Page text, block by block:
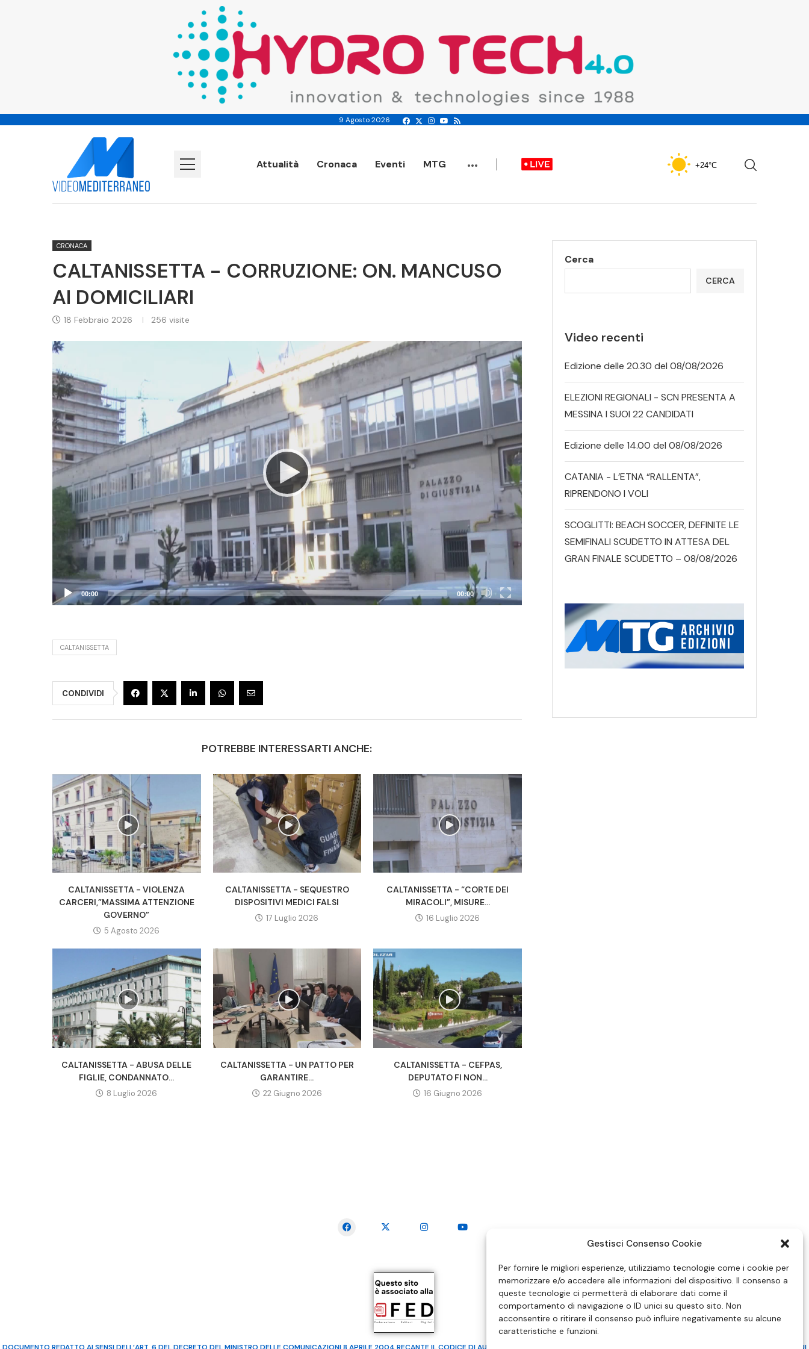
Gestisci Consenso Cookie
Per fornire le migliori esperienze, utilizziamo tecnologie come i cookie per
memorizzare e/o accedere alle informazioni del dispositivo. Il consenso a
queste tecnologie ci permetterà di elaborare dati come il
comportamento di navigazione o ID unici su questo sito. Non
acconsentire o ritirare il consenso può influire negativamente su alcune
caratteristiche e funzioni.
9 Agosto 2026
Attualità Cronaca Eventi MTG ... +24°C
CRONACA
CALTANISSETTA - CORRUZIONE: ON. MANCUSO
AI DOMICILIARI
18 Febbraio 2026 256 visite
Video
Player
00:00 00:00
CALTANISSETTA
CONDIVIDI
POTREBBE INTERESSARTI ANCHE:
CALTANISSETTA - VIOLENZA
CARCERI,”MASSIMA ATTENZIONE
GOVERNO”
5 Agosto 2026
CALTANISSETTA - SEQUESTRO
DISPOSITIVI MEDICI FALSI
17 Luglio 2026
CALTANISSETTA - “CORTE DEI
MIRACOLI”, MISURE...
16 Luglio 2026
CALTANISSETTA - ABUSA DELLE
FIGLIE, CONDANNATO...
8 Luglio 2026
CALTANISSETTA - UN PATTO PER
GARANTIRE...
22 Giugno 2026
CALTANISSETTA - CEFPAS,
DEPUTATO FI NON...
16 Giugno 2026
Cerca
CERCA
Video recenti
Edizione delle 20.30 del 08/08/2026
ELEZIONI REGIONALI - SCN PRESENTA A
MESSINA I SUOI 22 CANDIDATI
Edizione delle 14.00 del 08/08/2026
CATANIA - L’ETNA “RALLENTA”,
RIPRENDONO I VOLI
SCOGLITTI: BEACH SOCCER, DEFINITE LE
SEMIFINALI SCUDETTO IN ATTESA DEL
GRAN FINALE SCUDETTO – 08/08/2026
DOCUMENTO REDATTO AI SENSI DELL’ART. 6 DEL DECRETO DEL MINISTRO DELLE COMUNICAZIONI 8 APRILE 2004 RECANTE IL CODICE DI AUTOREGOLAMENTAZIONE IN MATERIA DI ATTUAZIONE DEL PRINCIPIO DEL PLURALISMO, DI CUI